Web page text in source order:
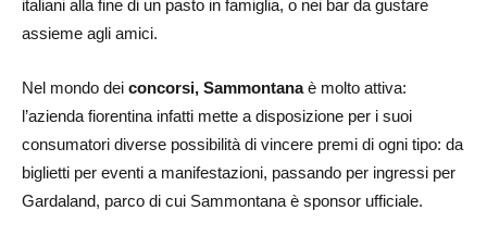
italiani alla fine di un pasto in famiglia, o nei bar da gustare
assieme agli amici.
Nel mondo dei concorsi, Sammontanaè molto attiva:
l’azienda fiorentina infatti mette a disposizione per i suoi
consumatori diverse possibilità di vincere premi di ogni tipo: da
biglietti per eventi a manifestazioni, passando per ingressi per
Gardaland, parco di cui Sammontana è sponsor ufficiale.